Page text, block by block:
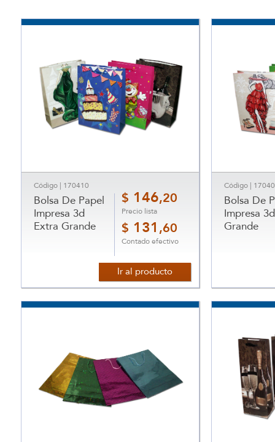
Código | 170410
Bolsa De Papel
Impresa 3d
Extra Grande
$ 146,20
Precio lista
$ 131 ,60
Contado efectivo
Ir al producto
Código |
Bolsa De
Impresa 3d
Grande